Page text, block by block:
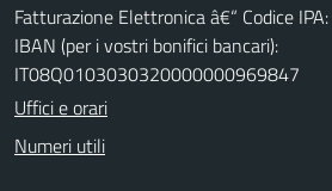
Fatturazione Elettronica â€“ Codice IPA:
IBAN (per i vostri bonifici bancari):
IT08Q0103030320000000969847
Uffici e orari
Numeri utili